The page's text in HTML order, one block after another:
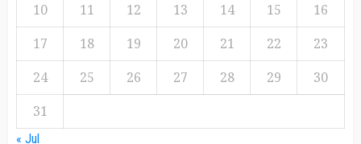
10
11 12 13 14 15
16
17
18 19 20 21 22
23
24
25 26 27 28 29
30
31
« Jul